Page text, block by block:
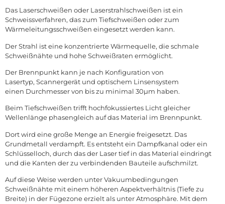
Das Laserschweißen oder Laserstrahlschweißen ist ein
Schweissverfahren, das zum Tiefschweißen oder zum
Wärmeleitungsschweißen eingesetzt werden kann.
Der Strahl ist eine konzentrierte Wärmequelle, die schmale
Schweißnähte und hohe Schweißraten ermöglicht.
Der Brennpunkt kann je nach Konfiguration von
Lasertyp, Scannergerät und optischem Linsensystem
einen Durchmesser von bis zu minimal 30µm haben.
Beim Tiefschweißen trifft hochfokussiertes Licht gleicher
Wellenlänge phasengleich auf das Material im Brennpunkt.
Dort wird eine große Menge an Energie freigesetzt. Das
Grundmetall verdampft. Es entsteht ein Dampfkanal oder ein
Schlüsselloch, durch das der Laser tief in das Material eindringt
und die Kanten der zu verbindenden Bauteile aufschmilzt.
Auf diese Weise werden unter Vakuumbedingungen
Schweißnähte mit einem höheren Aspektverhältnis (Tiefe zu
Breite) in der Fügezone erzielt als unter Atmosphäre. Mit dem